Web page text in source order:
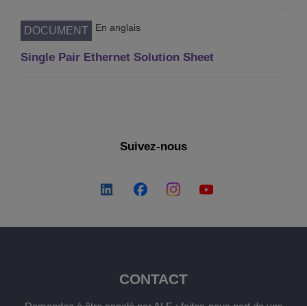
DOCUMENT En anglais
Single Pair Ethernet Solution Sheet
Suivez-nous
CONTACT